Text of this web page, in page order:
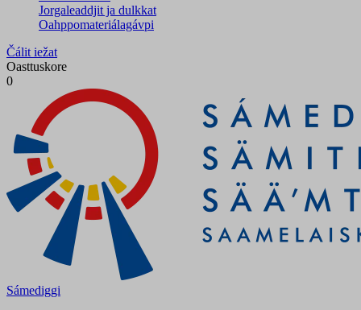
Jorgaleaddjit ja dulkkat
Oahppomateriálagávpi
Čálit iežat
Oasttuskore
0
Sámediggi